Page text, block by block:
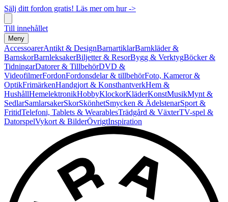
Sälj ditt fordon gratis! Läs mer om hur ->
Till innehållet
Meny
AccessoarerAntikt & DesignBarnartiklarBarnkläder &
BarnskorBarnleksakerBiljetter & ResorBygg & VerktygBöcker &
TidningarDatorer & TillbehörDVD &
VideofilmerFordonFordonsdelar & tillbehörFoto, Kameror &
OptikFrimärkenHandgjort & KonsthantverkHem &
HushållHemelektronikHobbyKlockorKläderKonstMusikMynt &
SedlarSamlarsakerSkorSkönhetSmycken & ÄdelstenarSport &
FritidTelefoni, Tablets & WearablesTrädgård & VäxterTV-spel &
DatorspelVykort & BilderÖvrigtInspiration